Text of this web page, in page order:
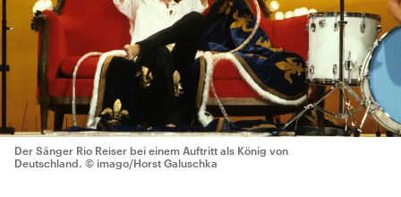
Der Sänger Rio Reiser bei einem Auftritt als König von
Deutschland. © imago/Horst Galuschka